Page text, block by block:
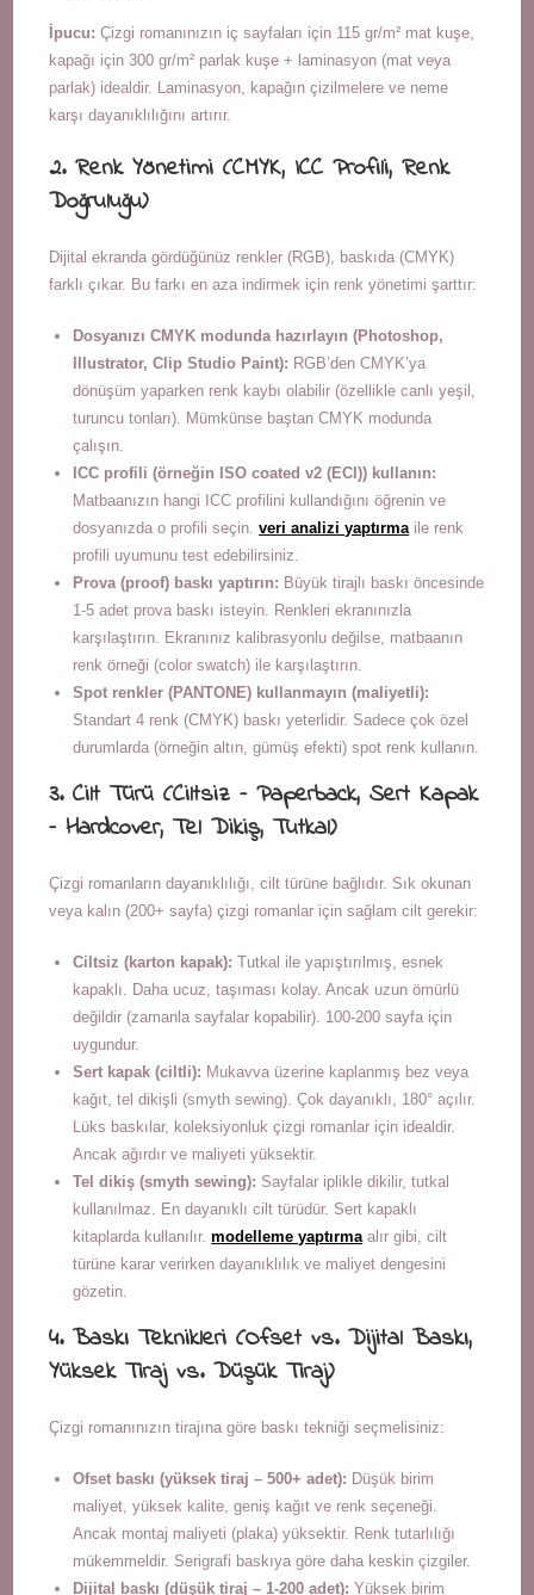
İpucu: Çizgi romanınızın iç sayfaları için 115 gr/m² mat kuşe,
kapağı için 300 gr/m² parlak kuşe + laminasyon (mat veya
parlak) idealdir. Laminasyon, kapağın çizilmelere ve neme
karşı dayanıklılığını artırır.
2. Renk Yönetimi (CMYK, ICC Profili, Renk
Doğruluğu)
Dijital ekranda gördüğünüz renkler (RGB), baskıda (CMYK)
farklı çıkar. Bu farkı en aza indirmek için renk yönetimi şarttır:
Dosyanızı CMYK modunda hazırlayın (Photoshop,
Illustrator, Clip Studio Paint): RGB’den CMYK’ya
dönüşüm yaparken renk kaybı olabilir (özellikle canlı yeşil,
turuncu tonları). Mümkünse baştan CMYK modunda
çalışın.
ICC profili (örneğin ISO coated v2 (ECI)) kullanın:
Matbaanızın hangi ICC profilini kullandığını öğrenin ve
dosyanızda o profili seçin.veri analizi yaptırma ile renk
profili uyumunu test edebilirsiniz.
Prova (proof) baskı yaptırın: Büyük tirajlı baskı öncesinde
1-5 adet prova baskı isteyin. Renkleri ekranınızla
karşılaştırın. Ekranınız kalibrasyonlu değilse, matbaanın
renk örneği (color swatch) ile karşılaştırın.
Spot renkler (PANTONE) kullanmayın (maliyetli):
Standart 4 renk (CMYK) baskı yeterlidir. Sadece çok özel
durumlarda (örneğin altın, gümüş efekti) spot renk kullanın.
3. Cilt Türü (Ciltsiz – Paperback, Sert Kapak
– Hardcover, Tel Dikiş, Tutkal)
Çizgi romanların dayanıklılığı, cilt türüne bağlıdır. Sık okunan
veya kalın (200+ sayfa) çizgi romanlar için sağlam cilt gerekir:
Ciltsiz (karton kapak): Tutkal ile yapıştırılmış, esnek
kapaklı. Daha ucuz, taşıması kolay. Ancak uzun ömürlü
değildir (zamanla sayfalar kopabilir). 100-200 sayfa için
uygundur.
Sert kapak (ciltli): Mukavva üzerine kaplanmış bez veya
kağıt, tel dikişli (smyth sewing). Çok dayanıklı, 180° açılır.
Lüks baskılar, koleksiyonluk çizgi romanlar için idealdir.
Ancak ağırdır ve maliyeti yüksektir.
Tel dikiş (smyth sewing): Sayfalar iplikle dikilir, tutkal
kullanılmaz. En dayanıklı cilt türüdür. Sert kapaklı
kitaplarda kullanılır.modelleme yaptırma alır gibi, cilt
türüne karar verirken dayanıklılık ve maliyet dengesini
gözetin.
4. Baskı Teknikleri (Ofset vs. Dijital Baskı,
Yüksek Tiraj vs. Düşük Tiraj)
Çizgi romanınızın tirajına göre baskı tekniği seçmelisiniz:
Ofset baskı (yüksek tiraj – 500+ adet): Düşük birim
maliyet, yüksek kalite, geniş kağıt ve renk seçeneği.
Ancak montaj maliyeti (plaka) yüksektir. Renk tutarlılığı
mükemmeldir. Serigrafi baskıya göre daha keskin çizgiler.
Dijital baskı (düşük tiraj – 1-200 adet): Yüksek birim